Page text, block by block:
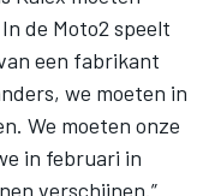
de Moto2 speelt
een fabrikant
we moeten in
We moeten onze
in februari in
verschijnen.”